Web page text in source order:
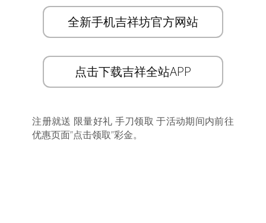
全新手机吉祥坊官方网站
点击下载吉祥全站APP
注册就送 限量好礼 手刀领取 于活动期间内前往
优惠页面”点击领取”彩金。